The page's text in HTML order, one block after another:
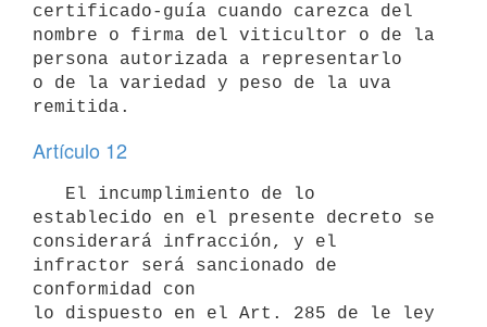
certificado-guía cuando carezca del
nombre o firma del viticultor o de la
persona autorizada a representarlo
o de la variedad y peso de la uva
Artículo 12
establecido en el presente decreto se
considerará infracción, y el
infractor será sancionado de
conformidad con
lo dispuesto en el Art. 285 de le ley